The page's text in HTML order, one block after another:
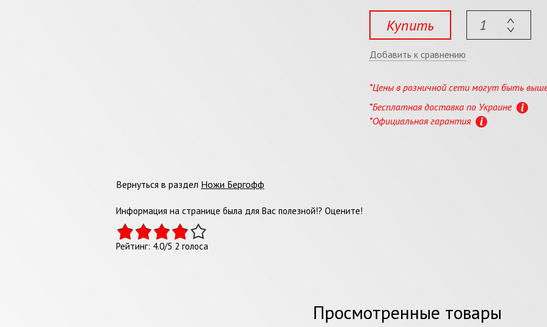
Купить
Добавить к сравнению
*Цены в розничной сети могут быть
*Бесплатная доставка по Украине
*Официальная гарантия
Вернуться в раздел Ножи Бергофф
Информация на странице была для Вас полезной!? Оцените!
Рейтинг: 4.0/5 2 голоса
Просмотренные товары